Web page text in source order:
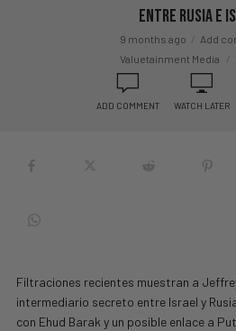
Entre Rusia E
9 months ago
Add
Valuetainment Media
ADD COMMENT WATCH LATER
Filtraciones recientes muestran a
intermediario secreto entre Israel y
con Ehud Barak y un posible enlace a